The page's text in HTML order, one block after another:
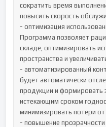
сократить время
повысить скорость
- оптимизация
Программа позволяет
складе, оптимизировать
пространства и
- автоматизированный
будет автоматически
продукции и формировать
истекающим сроком
минимизировать потери от
- повышение